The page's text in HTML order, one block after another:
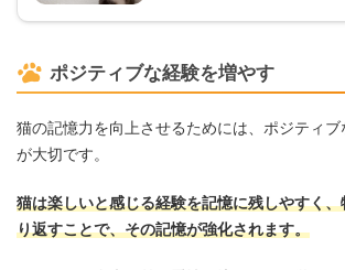
ポジティブな経験を増やす
猫の記憶力を向上させるためには、ポジティブ
が大切です。
猫は楽しいと感じる経験を記憶に残しやすく
り返すことで、その記憶が強化されます。